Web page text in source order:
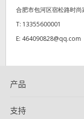
合肥市包河区宿松路时尚
T: 13355600001
E: 464090828@qq.com
产品
DaVinci Resolve和
支持